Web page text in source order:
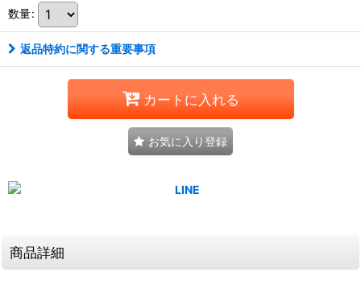
数量:
返品特約に関する重要事項
カートに入れる
お気に入り登録
商品詳細